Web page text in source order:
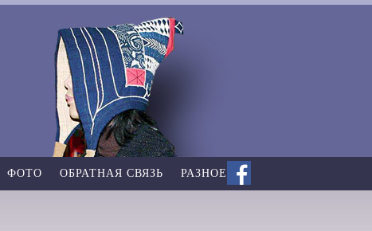
ФОТО ОБРАТНАЯ СВЯЗЬ РАЗНОЕ